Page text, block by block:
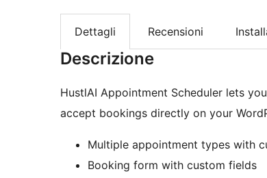
Dettagli Recensioni
Descrizione
HustlAI Appointment Scheduler lets
accept bookings directly on your
Multiple appointment types with
Booking form with custom fields